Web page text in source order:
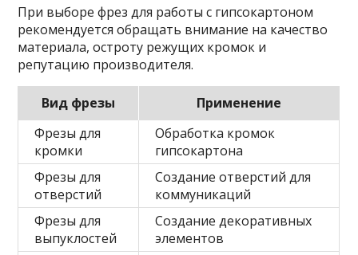
При выборе фрез для работы с гипсокартоном
рекомендуется обращать внимание на качество
материала, остроту режущих кромок и
репутацию производителя.
Вид фрезы
Применение
Фрезы для
кромки
Обработка кромок
гипсокартона
Фрезы для
отверстий
Создание отверстий для
коммуникаций
Фрезы для
выпуклостей
Создание декоративных
элементов